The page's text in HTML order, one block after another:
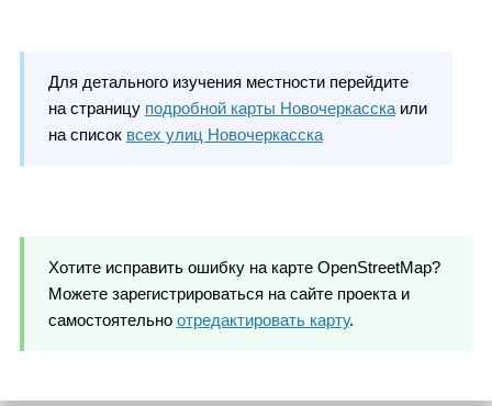
Для детального изучения местности перейдите
на страницу подробной карты Новочеркасскаили
на список всех улиц Новочеркасска
Хотите исправить ошибку на карте OpenStreetMap?
Можете зарегистрироваться на сайте проекта и
самостоятельно отредактировать карту.